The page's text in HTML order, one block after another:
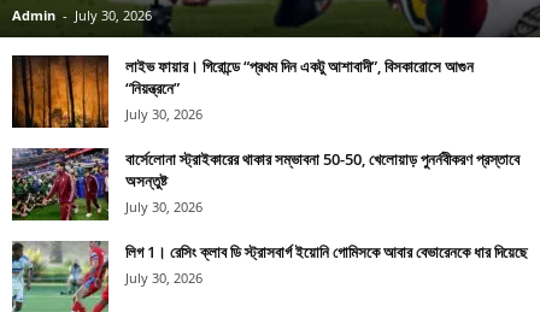
Admin - July 30, 2026
লাইভ ফায়ার। গিরোন্ডে “প্রথম দিন একটু আশাবাদী”, বিসকারোসে আগুন
“নিয়ন্ত্রনে”
July 30, 2026
বার্সেলোনা স্ট্রাইকারের থাকার সম্ভাবনা 50-50, খেলোয়াড় পুনর্নবীকরণ প্রস্তাবে
অসন্তুষ্ট
July 30, 2026
লিগ 1। রেসিং ক্লাব ডি স্ট্রাসবার্গ ইয়োনি গোমিসকে আবার বেভারেনকে ধার দিয়েছে
July 30, 2026